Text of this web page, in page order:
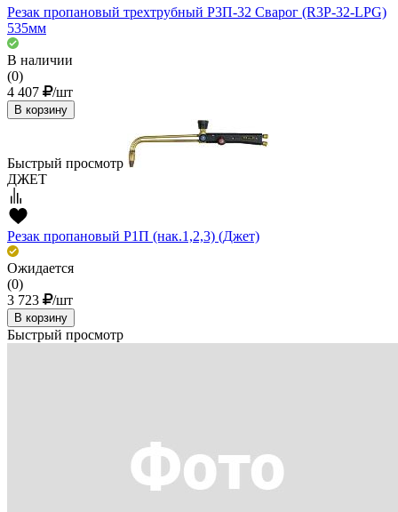
Резак пропановый трехтрубный Р3П-32 Сварог (R3P-32-LPG)
535мм
В наличии
(0)
4 407
/шт
В корзину
Быстрый просмотр
ДЖЕТ
Резак пропановый Р1П (нак.1,2,3) (Джет)
Ожидается
(0)
3 723
/шт
В корзину
Быстрый просмотр